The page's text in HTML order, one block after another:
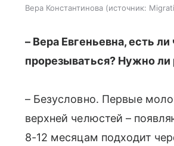
Вера Константинова источник:
– Вера Евгеньевна, есть
прорезываться? Нужно ли
– Безусловно. Первые
верхней челюстей –
8-12 месяцам подходит